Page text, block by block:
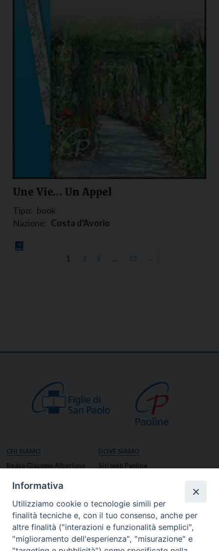
Une Vie… Un Appel
Tipo: book
Nazione: Costa d'Avorio
1 2 3 … 13 →
CHI SIAMO
Beato Giacomo Alberione
Missione Paolina
Luoghi delle Origini
Governo Generale
DOVE SIAMO
Siti web Paoline
Notizie dal governo generale
Notizie in breve
RISORSE
Informativa
Utilizziamo cookie o tecnologie simili per
finalità tecniche e, con il tuo consenso, anche per
altre finalità ("interazioni e funzionalità semplici",
"miglioramento dell'esperienza", "misurazione" e